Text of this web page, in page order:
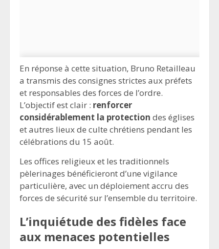
En réponse à cette situation, Bruno Retailleau
a transmis des consignes strictes aux préfets
et responsables des forces de l’ordre.
L’objectif est clair : renforcer
considérablement la protection des églises
et autres lieux de culte chrétiens pendant les
célébrations du 15 août.
Les offices religieux et les traditionnels
pèlerinages bénéficieront d’une vigilance
particulière, avec un déploiement accru des
forces de sécurité sur l’ensemble du territoire.
L’inquiétude des fidèles face
aux menaces potentielles